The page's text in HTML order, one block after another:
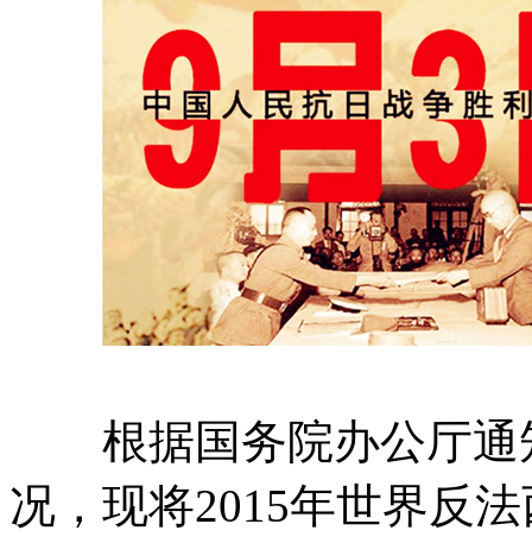
根据国务院办公厅通
况，现将2015年世界反